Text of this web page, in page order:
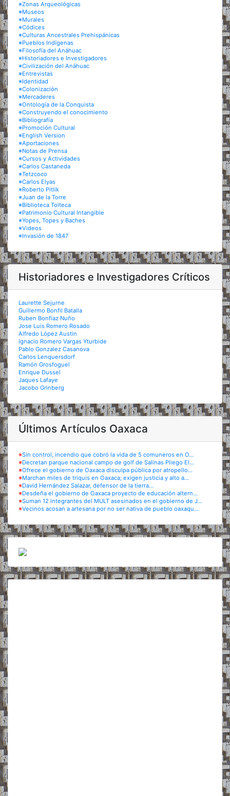
※Zonas Arqueológicas
※Museos
※Murales
※Códices
※Culturas Ancestrales Prehispánicas
※Pueblos Indígenas
※Filosofía del Anáhuac
※Historiadores e Investigadores
※Civilización del Anáhuac
※Entrevistas
※Identidad
※Colonización
※Mercaderes
※Ontología de la Conquista
※Construyendo el conocimiento
※Bibliografía
※Promoción Cultural
※English Version
※Aportaciones
※Notas de Prensa
※Cursos y Actividades
※Carlos Castaneda
※Tetzcoco
※Carlos Elyas
※Roberto Pitlik
※Juan de la Torre
※Biblioteca Tolteca
※Patrimonio Cultural Intangible
※Yopes, Topes y Baches
※Videos
※Invasión de 1847
Historiadores e Investigadores Críticos
Laurette Sejurne
Guillermo Bonfil Batalla
Ruben Bonfiaz Nuño
Jose Luis Romero Rosado
Alfredo López Austin
Ignacio Romero Vargas Yturbide
Pablo Gonzalez Casanova
Carlos Lenquersdorf
Ramón Grosfoguel
Enrique Dussel
Jaques Lafaye
Jacobo Grinberg
Últimos Artículos Oaxaca
※Sin control, incendio que cobró la vida de 5 comuneros en O...
※Decretan parque nacional campo de golf de Salinas Pliego El...
※Ofrece el gobierno de Oaxaca disculpa pública por atropello...
※Marchan miles de triquis en Oaxaca; exigen justicia y alto a...
※David Hernández Salazar, defensor de la tierra...
※Desdeña el gobierno de Oaxaca proyecto de educación altern...
※Suman 12 integrantes del MULT asesinados en el gobierno de J...
※Vecinos acosan a artesana por no ser nativa de pueblo oaxaqu...